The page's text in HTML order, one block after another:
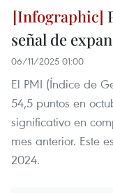
señal de
06/11/2025 01:00
El PMI (Índice de
54,5 puntos en
significativo en
mes anterior. Este
2024.